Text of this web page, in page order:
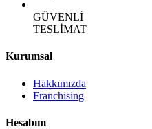
GÜVENLİ
TESLİMAT
Kurumsal
Hakkımızda
Franchising
Hesabım